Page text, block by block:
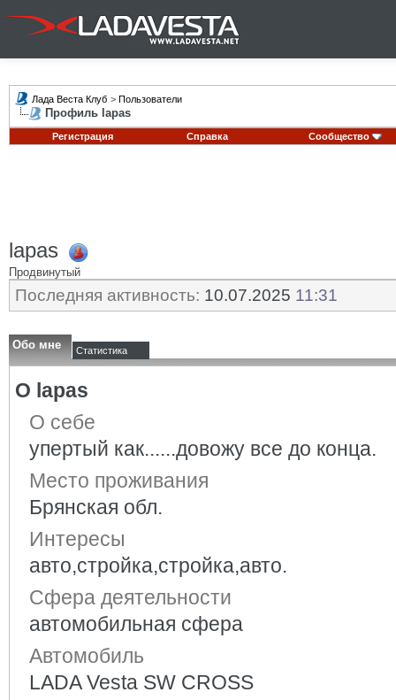
Лада Веста Клуб > Пользователи
Профиль lapas
Регистрация Справка Сообщество
lapas
Продвинутый
Последняя активность: 10.07.2025 11:31
Обо мне Статистика
О lapas
О себе
упертый как......довожу все до конца.
Место проживания
Брянская обл.
Интересы
авто,стройка,стройка,авто.
Сфера деятельности
автомобильная сфера
Автомобиль
LADA Vesta SW CROSS